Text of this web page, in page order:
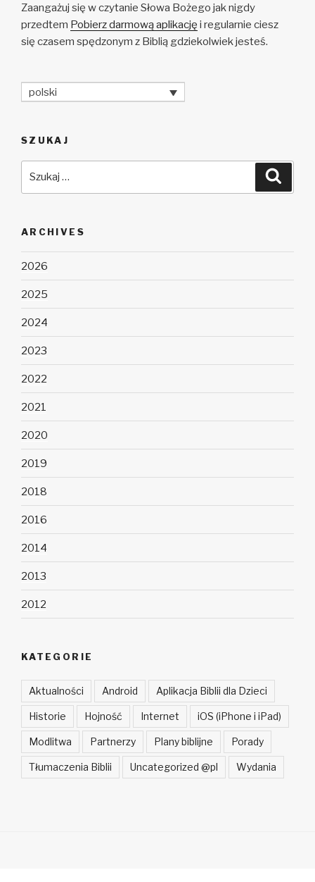
Zaangażuj się w czytanie Słowa Bożego jak nigdy
przedtem Pobierz darmową aplikację i regularnie ciesz
się czasem spędzonym z Biblią gdziekolwiek jesteś.
polski
SZUKAJ
ARCHIVES
2026
2025
2024
2023
2022
2021
2020
2019
2018
2016
2014
2013
2012
KATEGORIE
Aktualności Android Aplikacja Biblii dla Dzieci
Historie Hojność Internet iOS (iPhone i iPad)
Modlitwa Partnerzy Plany biblijne Porady
Tłumaczenia Biblii Uncategorized @pl Wydania